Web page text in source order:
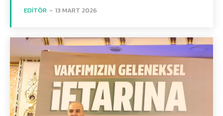
EDITÖR - 13 MART 2026